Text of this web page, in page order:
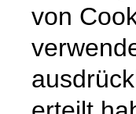
von